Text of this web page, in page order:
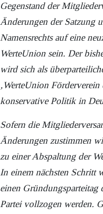
Gegenstand der
Änderungen der Satzung
Namensrechts auf eine
WerteUnion sein. Der
wird sich als
‚WerteUnion Förderverein
konservative Politik in
Sofern die
Änderungen zustimmen
zu einer Abspaltung der
In einem nächsten Schritt
einen Gründungsparteitag
Partei vollzogen werden.